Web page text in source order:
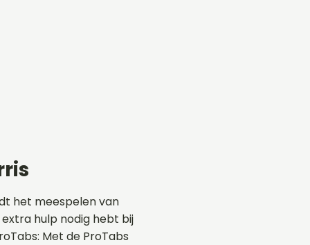
het meespelen van
hulp nodig hebt bij
Met de ProTabs